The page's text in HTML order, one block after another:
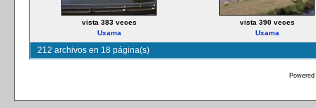
vista 383 veces
Uxama
vista 390 veces
Uxama
212 archivos en 18 página(s)